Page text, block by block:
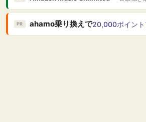
PR ahamo乗り換えで20,000ポイント